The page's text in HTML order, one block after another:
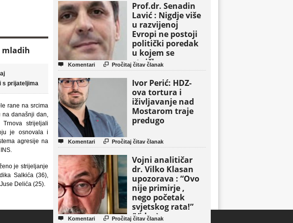
mladih
s prijateljima
rane na srcima
na današnji dan,
strijeljali
je osnovala i
agresije na
je strijeljanje
Salkića (36),
Delića (25).
Prof.dr. Senadin
Lavić : Nigdje više
u razvijenoj
Evropi ne postoji
politički poredak
u kojem se
etničke grupe
pojavljuju kao
osnovne političke
jedinice
 Komentari  Pročitaj čitav članak
Ivor Perić: HDZ-
ova tortura i
iživljavanje nad
Mostarom traje
predugo
 Komentari  Pročitaj čitav članak
Vojni analitičar
dr. Vilko Klasan
upozorava : “Ovo
nije primirje ,
nego početak
svjetskog rata!”
(Video)
 Komentari  Pročitaj čitav članak